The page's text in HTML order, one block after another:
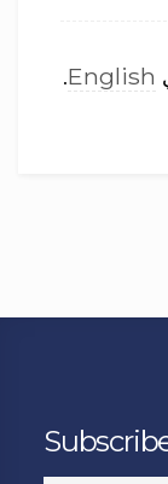
English
.